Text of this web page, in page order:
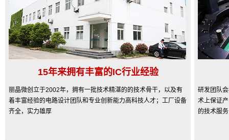
15年来拥有丰富的IC行业经验
丽晶微创立于2002年，拥有一批技术精湛的的技术骨干，以及有
着丰富经验的电路设计团队和专业创新能力高科技人才；工厂设备
齐全，实力雄厚
研发团队
术上保证
的技术服